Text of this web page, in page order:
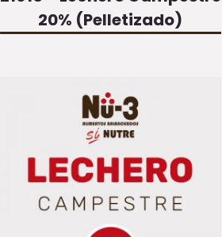
20% (Pelletizado)